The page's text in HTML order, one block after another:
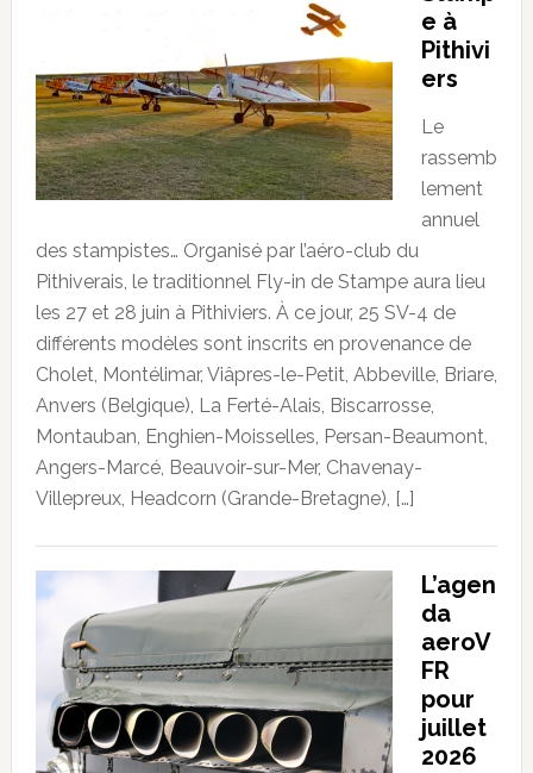
e à
Pithivi
ers
Le
rassemb
lement
annuel
des stampistes… Organisé par l’aéro-club du
Pithiverais, le traditionnel Fly-in de Stampe aura lieu
les 27 et 28 juin à Pithiviers. À ce jour, 25 SV-4 de
différents modèles sont inscrits en provenance de
Cholet, Montélimar, Viâpres-le-Petit, Abbeville, Briare,
Anvers (Belgique), La Ferté-Alais, Biscarrosse,
Montauban, Enghien-Moisselles, Persan-Beaumont,
Angers-Marcé, Beauvoir-sur-Mer, Chavenay-
Villepreux, Headcorn (Grande-Bretagne), […]
L’agen
da
aeroV
FR
pour
juillet
2026